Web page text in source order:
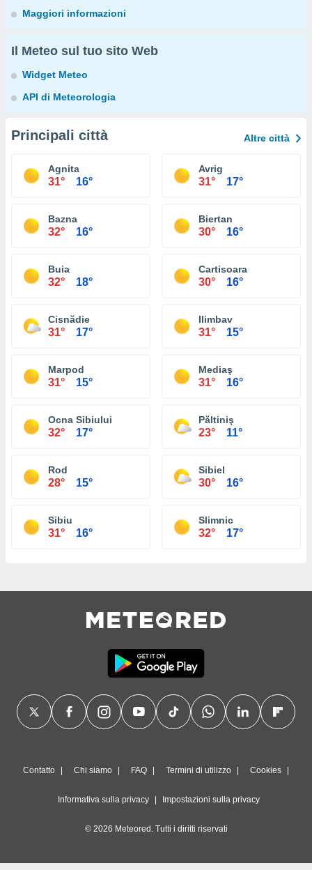
Maggiori informazioni
Il Meteo sul tuo sito Web
Widget Meteo
API di Meteorologia
Principali città Altre città
Agnita
31° 16°
Avrig
31° 17°
Bazna
32° 16°
Biertan
30° 16°
Buia
32° 18°
Cartisoara
30° 16°
Cisnădie
31° 17°
Ilimbav
31° 15°
Marpod
31° 15°
Mediaş
31° 16°
Ocna Sibiului
32° 17°
Păltiniş
23° 11°
Rod
28° 15°
Sibiel
30° 16°
Sibiu
31° 16°
Slimnic
32° 17°
Contatto Chi siamo FAQ Termini di utilizzo Cookies
Informativa sulla privacy Impostazioni sulla privacy
© 2026 Meteored. Tutti i diritti riservati